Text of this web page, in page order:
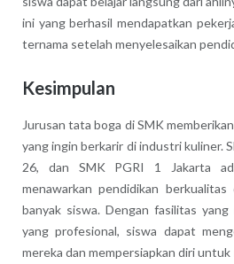
ini yang berhasil mendapatkan
ternama setelah menyelesaikan
Kesimpulan
Jurusan tata boga di SMK
yang ingin berkarir di industri kuliner.
26, dan SMK PGRI 1 Jakarta
menawarkan pendidikan
banyak siswa. Dengan fasilitas yang
yang profesional, siswa dapat
mereka dan mempersiapkan diri